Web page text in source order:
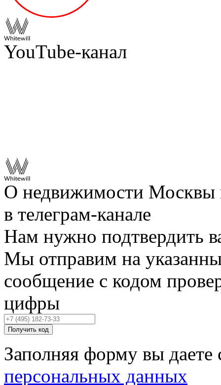
YouTube-канал
О недвижимости Москвы
в телеграм‑канале
Нам нужно подтвердить
Мы отправим на
сообщение с кодом
цифры
Получить код
Заполняя форму вы даете
персональных данных